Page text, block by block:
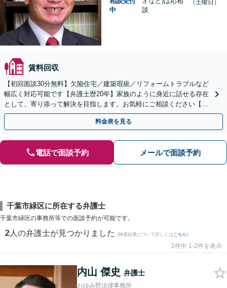
中
談
（土曜日）
賃料回収
【初回面談30分無料】欠陥住宅／建築瑕疵／リフォームトラブルなど
幅広く対応可能です【弁護士歴20年】家族のように身近に話せる存在
として、寄り添って解決を目指します。お気軽にご相談ください【池
袋駅5分】
料金表を見る
電話で面談予約 メールで面談予約
千葉市緑区に所在する弁護士
千葉市緑区の事務所等での面談予約が可能です。
2 人の弁護士が見つかりました (検索結果について詳しくは こちら)
2件中 1-2件を表示
内山 傑史 弁護士
おゆみ野法律事務所